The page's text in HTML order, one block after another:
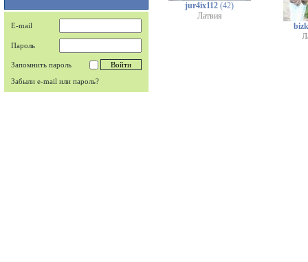
E-mail
Пароль
Запомнить пароль
Забыли e-mail или пароль?
jur4ix112 (42)
Латвия